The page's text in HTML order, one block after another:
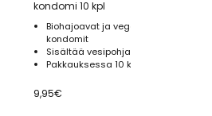
kondomi 10 kpl
Biohajoavat ja vegaaniset
kondomit
Sisältää vesipohjaista liukuvoidetta
Pakkauksessa 10 kondomia
9,95€